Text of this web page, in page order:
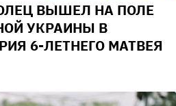
ВЫШЕЛ НА ПОЛЕ
УКРАИНЫ В
6-ЛЕТНЕГО МАТВЕЯ